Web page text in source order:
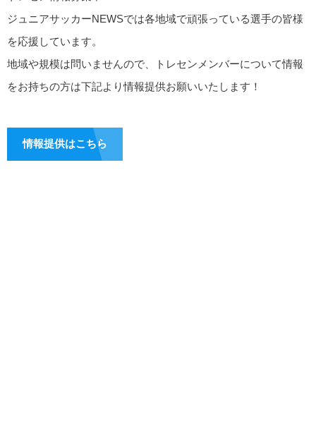
ジュニアサッカーNEWSでは各地域で頑張っている選手の皆様
を応援しています。
地域や規模は問いませんので、トレセンメンバーについて情報
をお持ちの方は下記より情報提供お願いいたします！
情報提供はこちら